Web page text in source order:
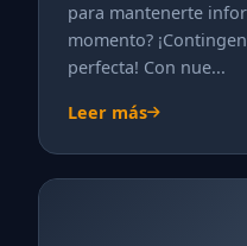
para mantenerte
momento?
perfecta! Con nue...
Leer más